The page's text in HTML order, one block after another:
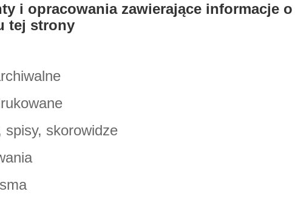
i opracowania zawierające informacje
tej strony
spisy, skorowidze